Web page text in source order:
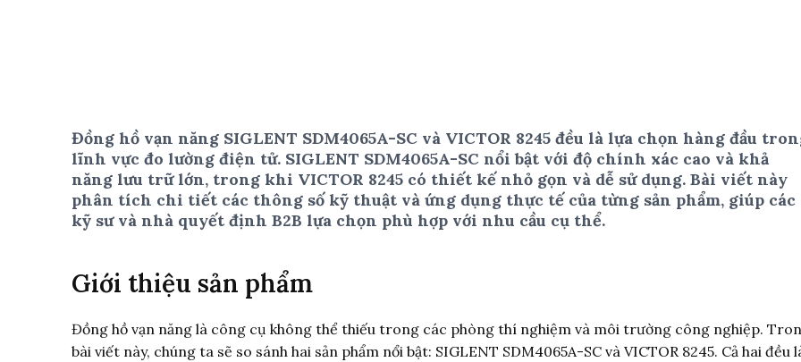
Đồng hồ vạn năng SIGLENT SDM4065A-SC và VICTOR 8245 đều là lựa chọn hàng đầu
lĩnh vực đo lường điện tử. SIGLENT SDM4065A-SC nổi bật với độ chính xác cao và khả
năng lưu trữ lớn, trong khi VICTOR 8245 có thiết kế nhỏ gọn và dễ sử dụng. Bài viết này
phân tích chi tiết các thông số kỹ thuật và ứng dụng thực tế của từng sản phẩm, giúp các
kỹ sư và nhà quyết định B2B lựa chọn phù hợp với nhu cầu cụ thể.
Giới thiệu sản phẩm
Đồng hồ vạn năng là công cụ không thể thiếu trong các phòng thí nghiệm và môi trường công nghiệp.
bài viết này, chúng ta sẽ so sánh hai sản phẩm nổi bật: SIGLENT SDM4065A-SC và VICTOR 8245. Cả hai đều